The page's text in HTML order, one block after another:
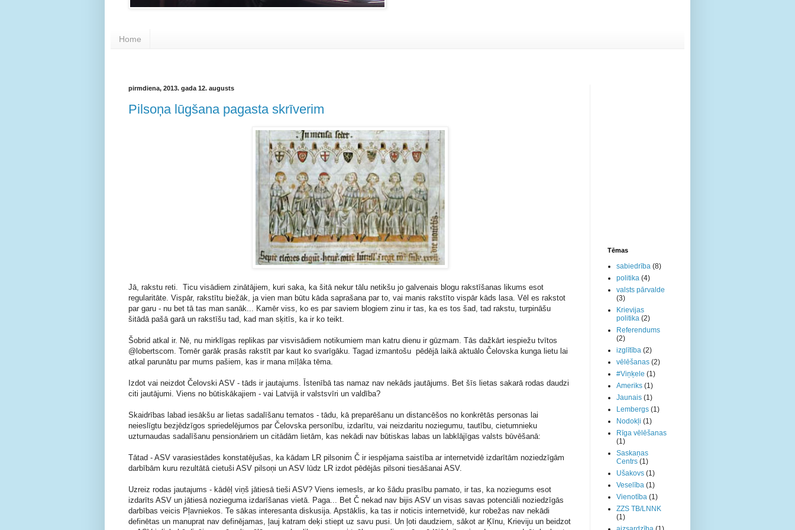
Home
pirmdiena, 2013. gada 12. augusts
Pilsoņa lūgšana pagasta skrīverim
Jā, rakstu reti. Ticu visādiem zinātājiem, kuri saka, ka šitā nekur tālu netikšu jo galvenais blogu rakstīšanas likums esot
regularitāte. Vispār, rakstītu biežāk, ja vien man būtu kāda saprašana par to, vai manis rakstīto vispār kāds lasa. Vēl es rakstot
par garu - nu bet tā tas man sanāk... Kamēr viss, ko es par saviem blogiem zinu ir tas, ka es tos šad, tad rakstu, turpināšu
šitādā pašā garā un rakstīšu tad, kad man sķitīs, ka ir ko teikt.
Šobrid atkal ir. Nē, nu mirklīgas replikas par visvisādiem notikumiem man katru dienu ir gūzmam. Tās dažkārt iespiežu tvītos
@lobertscom. Tomēr garāk prasās rakstīt par kaut ko svarīgāku. Tagad izmantošu pēdējā laikā aktuālo Čelovska kunga lietu lai
atkal parunātu par mums pašiem, kas ir mana mīļāka tēma.
Izdot vai neizdot Čelovski ASV - tāds ir jautajums. Īstenībā tas namaz nav nekāds jautājums. Bet šīs lietas sakarā rodas daudzi
citi jautājumi. Viens no būtiskākajiem - vai Latvijā ir valstsvīri un valdība?
Skaidrības labad iesākšu ar lietas sadalīšanu tematos - tādu, kā preparēšanu un distancēšos no konkrētās personas lai
neieslīgtu bezjēdzīgos spriedelējumos par Čelovska personību, izdarītu, vai neizdaritu noziegumu, tautību, cietumnieku
uzturnaudas sadalīšanu pensionāriem un citādām lietām, kas nekādi nav būtiskas labas un labklājīgas valsts būvēšanā:
Tātad - ASV varasiestādes konstatējušas, ka kādam LR pilsonim Č ir iespējama saistība ar internetvidē izdarītām noziedzīgām
darbībām kuru rezultātā cietuši ASV pilsoņi un ASV lūdz LR izdot pēdējās pilsoni tiesāšanai ASV.
Uzreiz rodas jautajums - kādēļ viņš jātiesā tieši ASV? Viens iemesls, ar ko šādu prasību pamato, ir tas, ka noziegums esot
izdarīts ASV un jātiesā nozieguma izdarīšanas vietā. Paga... Bet Č nekad nav bijis ASV un visas savas potenciāli noziedzīgās
darbības veicis Pļavniekos. Te sākas interesanta diskusija. Apstāklis, ka tas ir noticis internetvidē, kur robežas nav nekādi
definētas un manuprat nav definējamas, ļauj katram deķi stiept uz savu pusi. Un ļoti daudziem, sākot ar Ķīnu, Krieviju un beidzot
Tēmas
sabiedrība (8)
politika (4)
valsts pārvalde
(3)
Krievijas
politika (2)
Referendums
(2)
izglītība (2)
vēlēšanas (2)
#Viņķele (1)
Ameriks (1)
Jaunais (1)
Lembergs (1)
Nodokļi (1)
Rīga vēlēšanas
(1)
Saskaņas
Centrs (1)
Ušakovs (1)
Veselība (1)
Vienotība (1)
ZZS TB/LNNK
(1)